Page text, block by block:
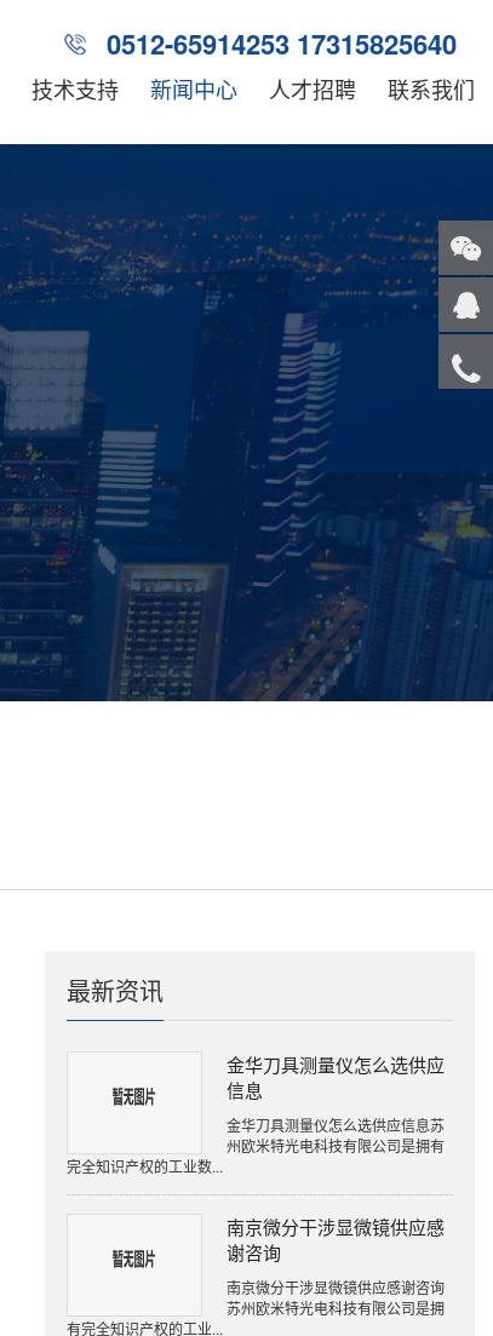
0512-65914253 17315825640
技术支持 新闻中心 人才招聘 联系我们
最新资讯
金华刀具测量仪怎么选供应
信息
金华刀具测量仪怎么选供应信息苏
州欧米特光电科技有限公司是拥有
完全知识产权的工业数...
南京微分干涉显微镜供应感
谢咨询
南京微分干涉显微镜供应感谢咨询
苏州欧米特光电科技有限公司是拥
有完全知识产权的工业...
关注
微信
客服
顶部